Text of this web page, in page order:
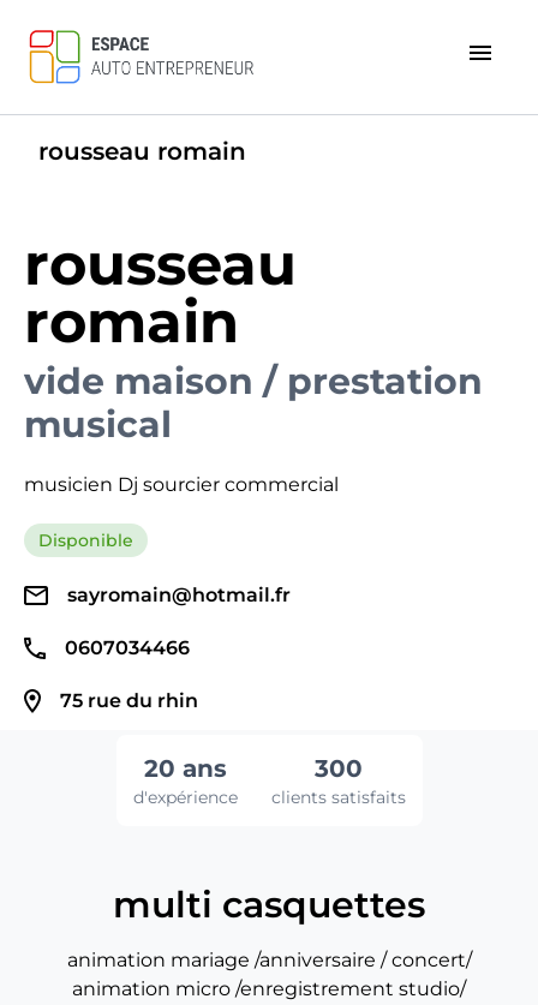
menu
rousseau romain
rousseau
romain
vide maison / prestation
musical
musicien Dj sourcier commercial
Disponible
sayromain@hotmail.fr
0607034466
75 rue du rhin
20 ans
d'expérience
300
clients satisfaits
multi casquettes
animation mariage /anniversaire / concert/
animation micro /enregistrement studio/